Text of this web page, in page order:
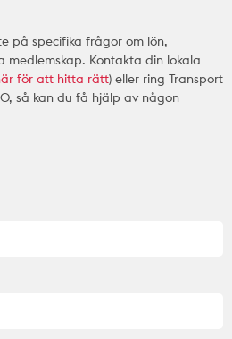
på specifika frågor om lön,
medlemskap. Kontakta din lokala
för att hitta rätt) eller ring Transport
så kan du få hjälp av någon